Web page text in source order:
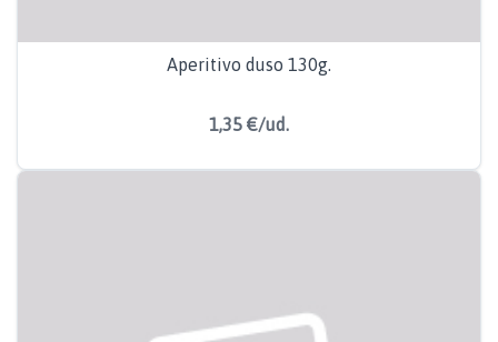
Aperitivo duso 130g.
1,35 €/ud.